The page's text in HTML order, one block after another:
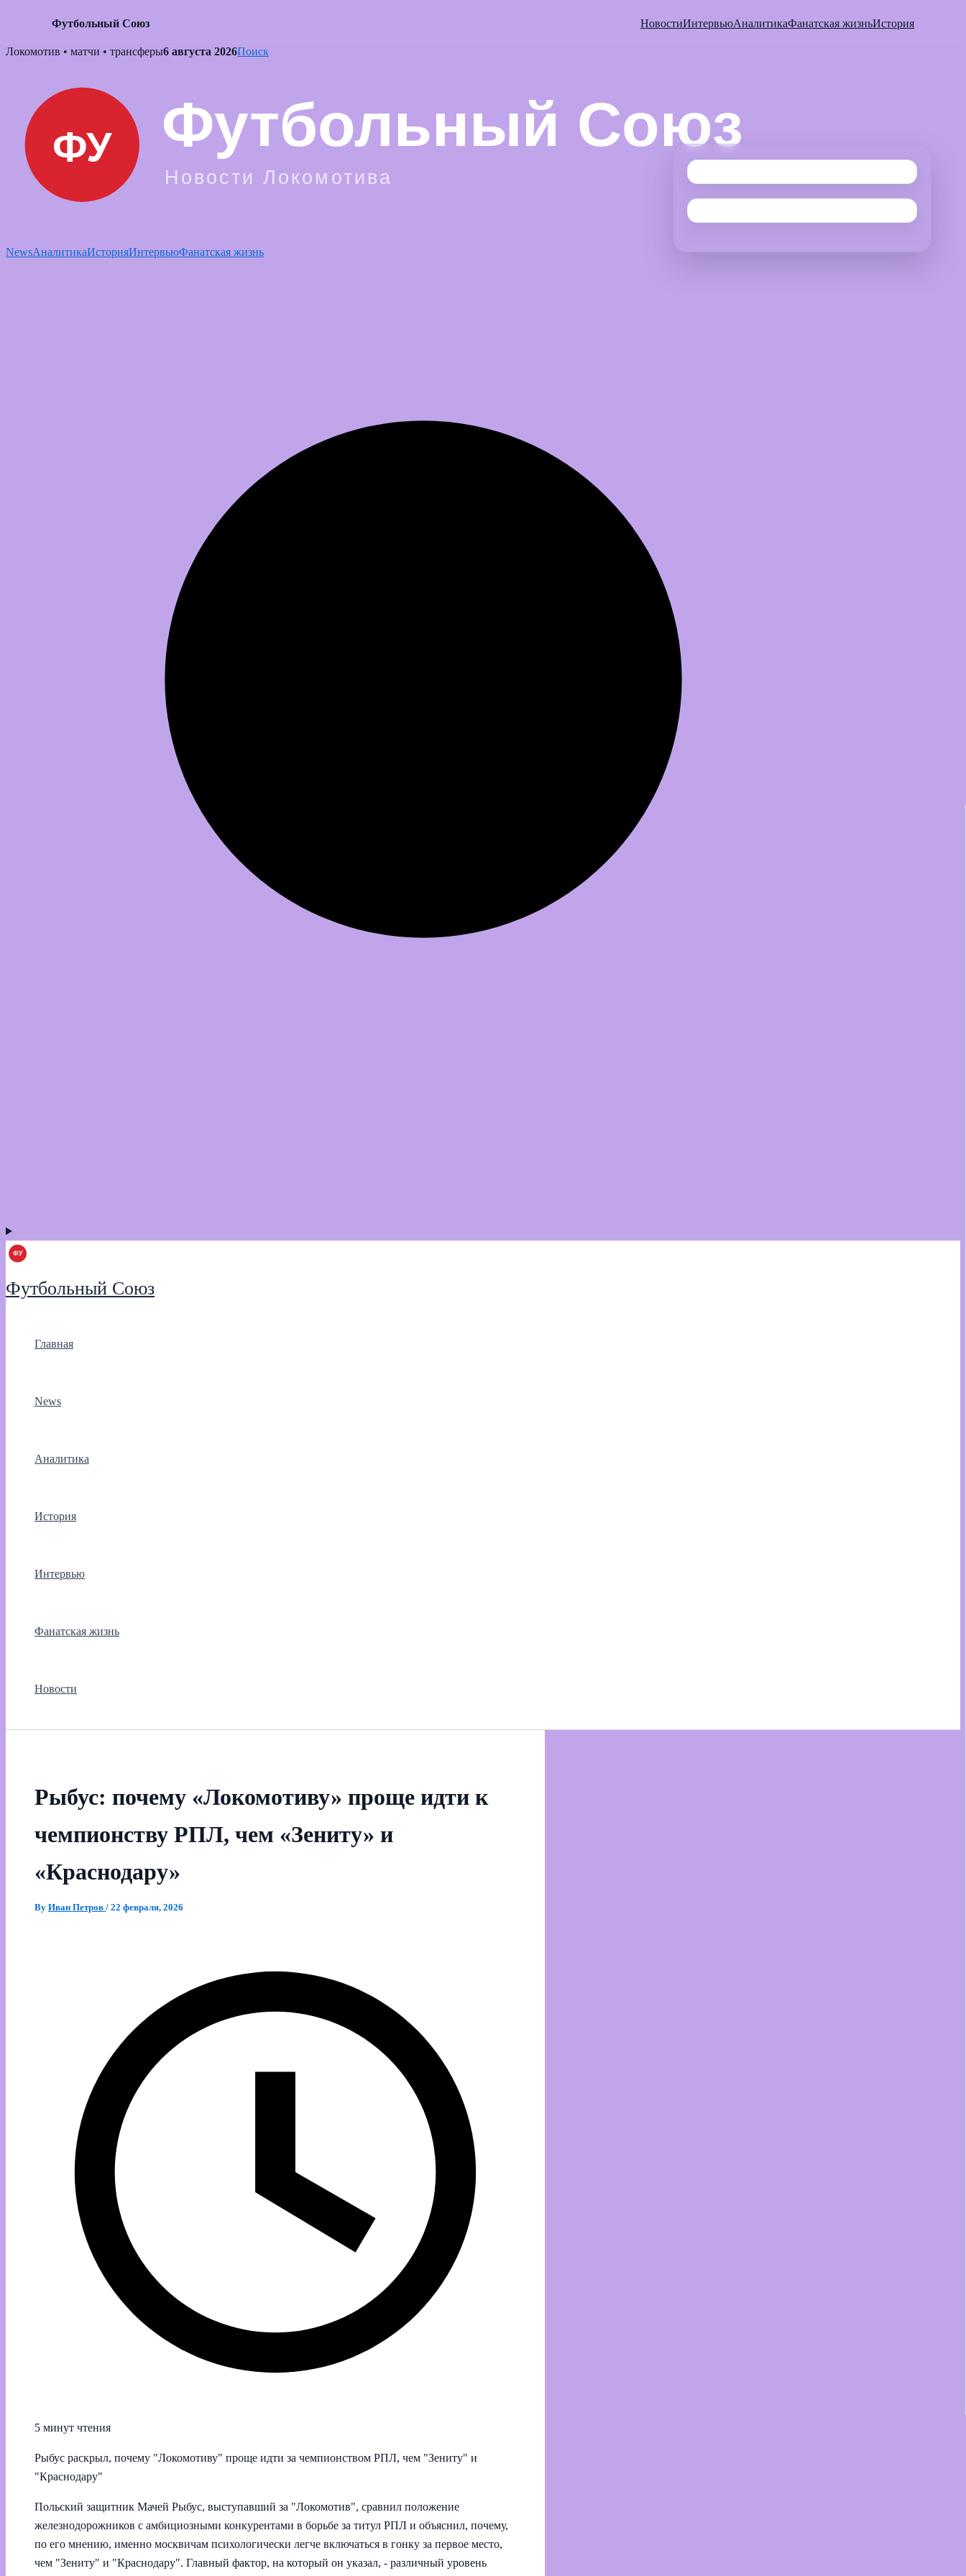
Футбольный Союз НовостиИнтервьюАналитикаФанатская жизньИстория
Skip
Локомотив • матчи • трансферы6 августа 2026Поиск
NewsАналитикаИсторияИнтервьюФанатская жизнь
Футбольный Союз
Главная
News
Аналитика
История
Интервью
Фанатская жизнь
Новости
Рыбус: почему «Локомотиву» проще идти к
чемпионству РПЛ, чем «Зениту» и
«Краснодару»
By Иван Петров / 22 февраля, 2026
5 минут чтения
Рыбус раскрыл, почему "Локомотиву" проще идти за чемпионством РПЛ, чем "Зениту" и
"Краснодару"
Польский защитник Мачей Рыбус, выступавший за "Локомотив", сравнил положение
железнодорожников с амбициозными конкурентами в борьбе за титул РПЛ и объяснил, почему,
по его мнению, именно москвичам психологически легче включаться в гонку за первое место,
чем "Зениту" и "Краснодару". Главный фактор, на который он указал, - различный уровень